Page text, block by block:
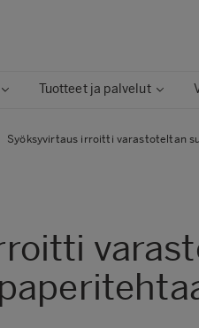
Tuotteet ja palvelut
Syöksyvirtaus irroitti varastoteltan